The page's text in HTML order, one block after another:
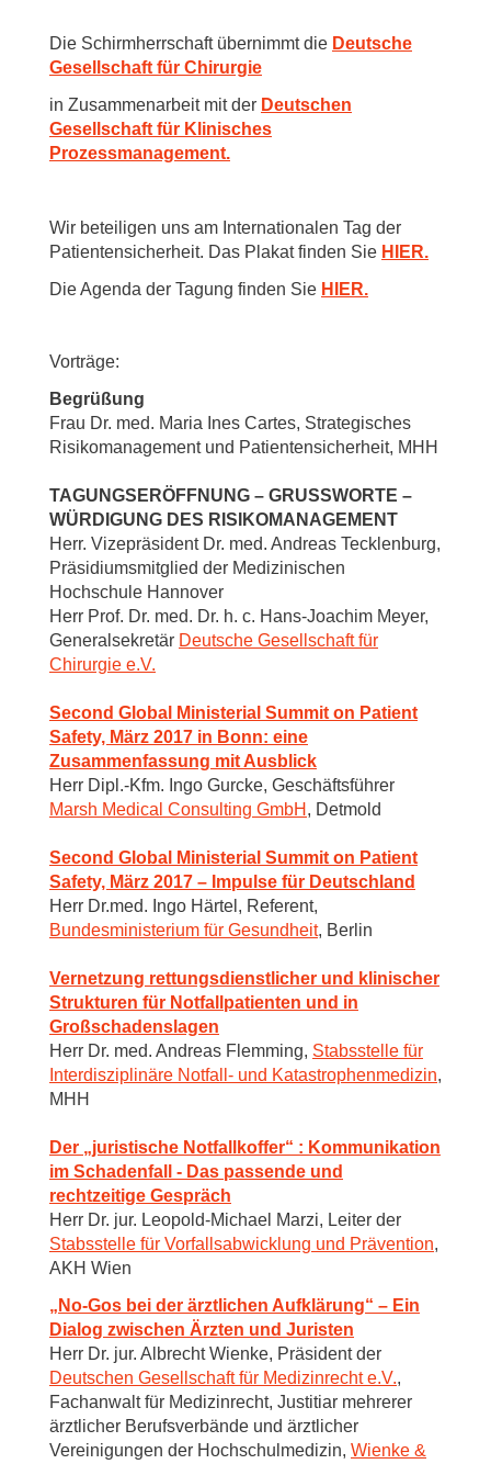
Die Schirmherrschaft übernimmt die Deutsche
Gesellschaft für Chirurgie
in Zusammenarbeit mit der Deutschen
Gesellschaft für Klinisches
Prozessmanagement.
Wir beteiligen uns am Internationalen Tag der
Patientensicherheit. Das Plakat finden Sie HIER.
Die Agenda der Tagung finden Sie HIER.
Vorträge:
Begrüßung
Frau Dr. med. Maria Ines Cartes, Strategisches
Risikomanagement und Patientensicherheit, MHH
TAGUNGSERÖFFNUNG – GRUSSWORTE –
WÜRDIGUNG DES RISIKOMANAGEMENT
Herr. Vizepräsident Dr. med. Andreas Tecklenburg,
Präsidiumsmitglied der Medizinischen
Hochschule Hannover
Herr Prof. Dr. med. Dr. h. c. Hans-Joachim Meyer,
Generalsekretär Deutsche Gesellschaft für
Chirurgie e.V.
Second Global Ministerial Summit on Patient
Safety, März 2017 in Bonn: eine
Zusammenfassung mit Ausblick
Herr Dipl.-Kfm. Ingo Gurcke, Geschäftsführer
Marsh Medical Consulting GmbH , Detmold
Second Global Ministerial Summit on Patient
Safety, März 2017 – Impulse für Deutschland
Herr Dr.med. Ingo Härtel, Referent,
Bundesministerium für Gesundheit, Berlin
Vernetzung rettungsdienstlicher und klinischer
Strukturen für Notfallpatienten und in
Großschadenslagen
Herr Dr. med. Andreas Flemming, Stabsstelle für
Interdisziplinäre Notfall- und Katastrophenmedizin,
MHH
Der „juristische Notfallkoffer“ : Kommunikation
im Schadenfall - Das passende und
rechtzeitige Gespräch
Herr Dr. jur. Leopold-Michael Marzi, Leiter der
Stabsstelle für Vorfallsabwicklung und Prävention,
AKH Wien
„No-Gos bei der ärztlichen Aufklärung“ – Ein
Dialog zwischen Ärzten und Juristen
Herr Dr. jur. Albrecht Wienke, Präsident der
Deutschen Gesellschaft für Medizinrecht e.V.,
Fachanwalt für Medizinrecht, Justitiar mehrerer
ärztlicher Berufsverbände und ärztlicher
Vereinigungen der Hochschulmedizin, Wienke &